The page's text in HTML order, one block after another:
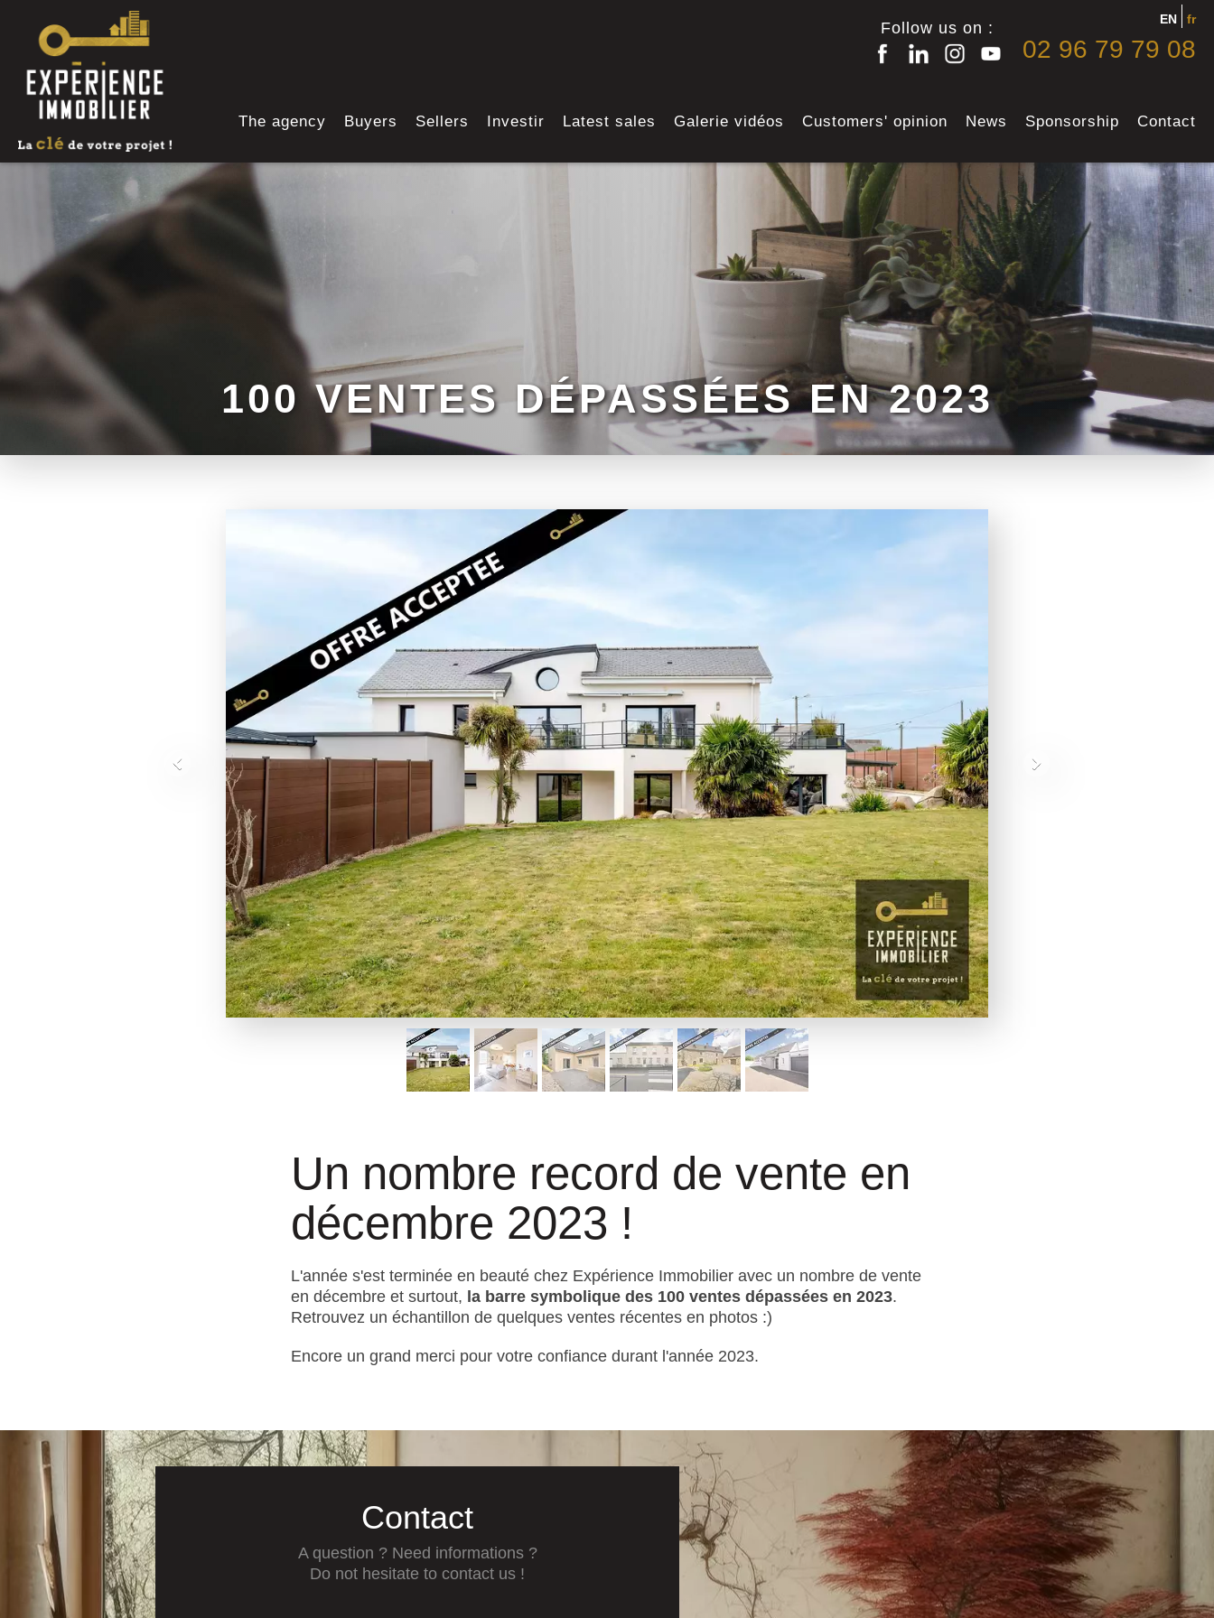
Follow us on :
02 96 79 79 08
EN fr
The agency Buyers Sellers Investir Latest sales Galerie vidéos Customers' opinion News Sponsorship Contact
100 VENTES DÉPASSÉES EN 2023
Un nombre record de vente en
décembre 2023 !
L'année s'est terminée en beauté chez Expérience Immobilier avec un nombre de vente
en décembre et surtout, la barre symbolique des 100 ventes dépassées en 2023.
Retrouvez un échantillon de quelques ventes récentes en photos :)
Encore un grand merci pour votre confiance durant l'année 2023.
Contact
A question ? Need informations ?
Do not hesitate to contact us !